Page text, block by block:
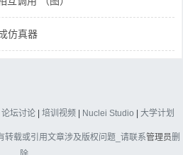
仿真器
论坛讨论 | 培训视频 | Nuclei Studio | 大学计划
转载或引用文章涉及版权问题_请联系管理员删